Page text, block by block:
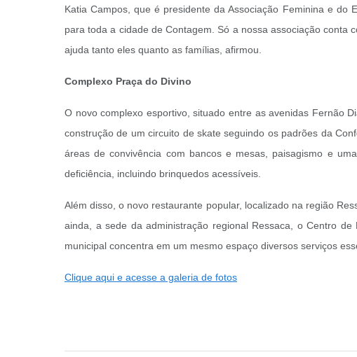
Katia Campos, que é presidente da Associação Feminina e
para toda a cidade de Contagem. Só a nossa associação
ajuda tanto eles quanto as famílias, afirmou.
Complexo Praça do Divino
O novo complexo esportivo, situado entre as avenidas Fernão
construção de um circuito de skate seguindo os padrões da
áreas de convivência com bancos e mesas, paisagismo e
deficiência, incluindo brinquedos acessíveis.
Além disso, o novo restaurante popular, localizado na região
ainda, a sede da administração regional Ressaca, o Centro
municipal concentra em um mesmo espaço diversos serviços
Clique aqui e acesse a galeria de fotos